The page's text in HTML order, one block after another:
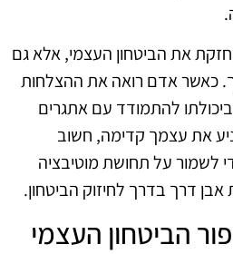
את הביטחון העצמי, אלא גם
כאשר אדם רואה את ההצלחות
להתמודד עם אתגרים
את עצמך קדימה, חשוב
לשמור על תחושת מוטיבציה
אבן דרך בדרך לחיזוק הביטחון.
הביטחון העצמי